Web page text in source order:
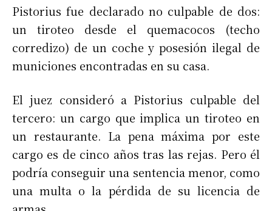
Pistorius fue declarado no culpable de dos:
un tiroteo desde el quemacocos (techo
corredizo) de un coche y posesión ilegal de
municiones encontradas en su casa.
El juez consideró a Pistorius culpable del
tercero: un cargo que implica un tiroteo en
un restaurante. La pena máxima por este
cargo es de cinco años tras las rejas. Pero él
podría conseguir una sentencia menor, como
una multa o la pérdida de su licencia de